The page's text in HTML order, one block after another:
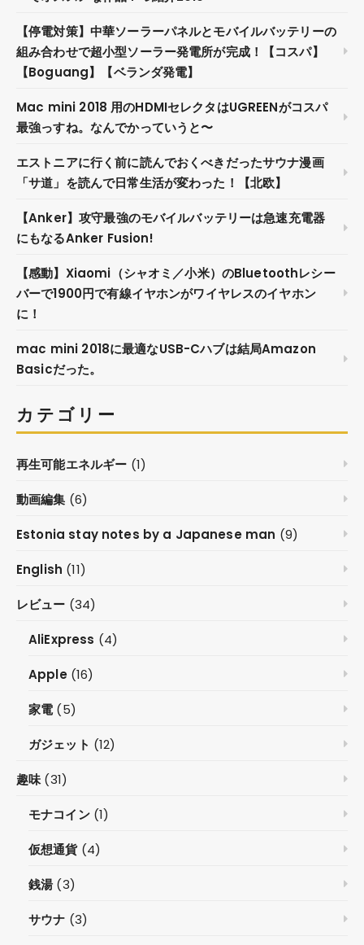
【停電対策】中華ソーラーパネルとモバイルバッテリーの
組み合わせで超小型ソーラー発電所が完成！【コスパ】
【Boguang】【ベランダ発電】
Mac mini 2018 用のHDMIセレクタはUGREENがコスパ
最強っすね。なんでかっていうと〜
エストニアに行く前に読んでおくべきだったサウナ漫画
「サ道」を読んで日常生活が変わった！【北欧】
【Anker】攻守最強のモバイルバッテリーは急速充電器
にもなるAnker Fusion!
【感動】Xiaomi（シャオミ／小米）のBluetoothレシー
バーで1900円で有線イヤホンがワイヤレスのイヤホン
に！
mac mini 2018に最適なUSB-Cハブは結局Amazon
Basicだった。
カテゴリー
再生可能エネルギー (1)
動画編集 (6)
Estonia stay notes by a Japanese man (9)
English (11)
レビュー (34)
AliExpress (4)
Apple(16)
家電(5)
ガジェット (12)
趣味(31)
モナコイン(1)
仮想通貨(4)
銭湯 (3)
サウナ (3)